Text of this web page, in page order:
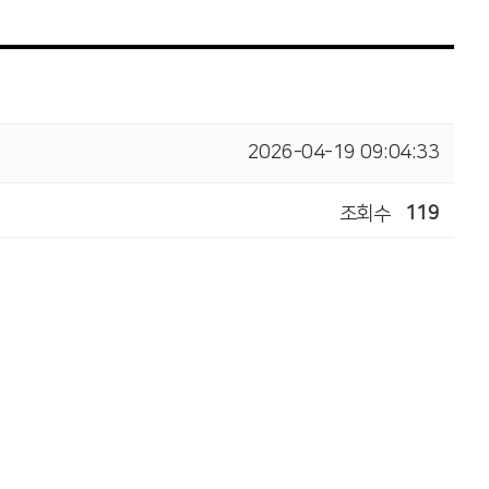
2026-04-19 09:04:33
조회수 119